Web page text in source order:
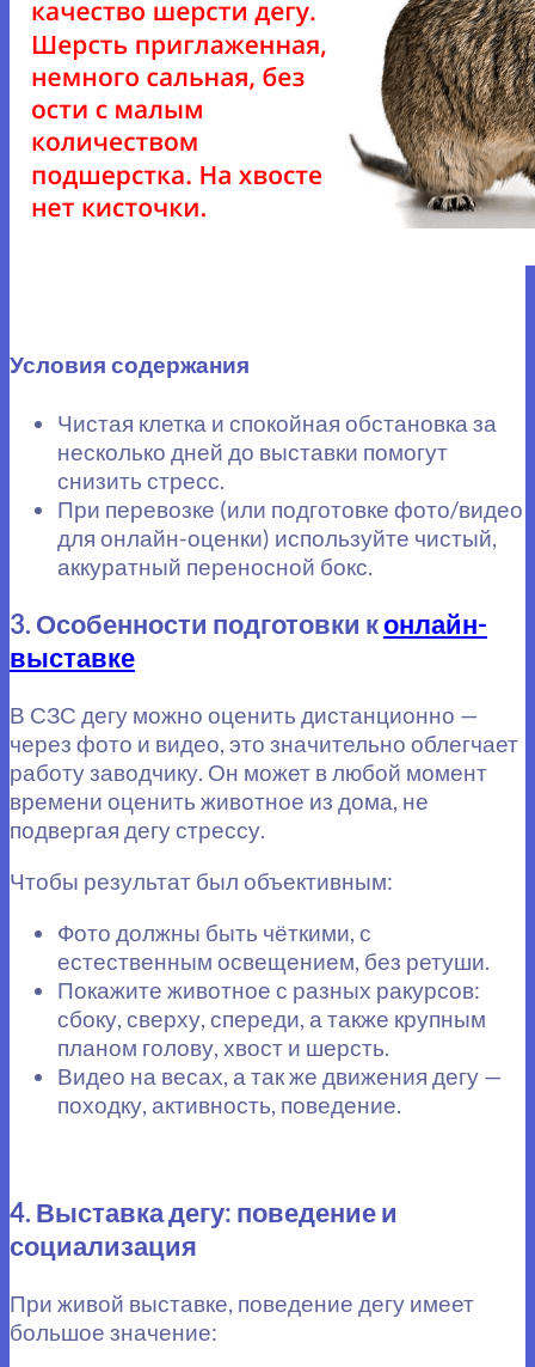
Условия содержания
Чистая клетка и спокойная обстановка за
несколько дней до выставки помогут
снизить стресс.
При перевозке (или подготовке фото/видео
для онлайн-оценки) используйте чистый,
аккуратный переносной бокс.
3. Особенности подготовки конлайн-
выставке
В СЗС дегу можно оценить дистанционно —
через фото и видео, это значительно облегчает
работу заводчику. Он может в любой момент
времени оценить животное из дома, не
подвергая дегу стрессу.
Чтобы результат был объективным:
Фото должны быть чёткими, с
естественным освещением, без ретуши.
Покажите животное с разных ракурсов:
сбоку, сверху, спереди, а также крупным
планом голову, хвост и шерсть.
Видео на весах, а так же движения дегу —
походку, активность, поведение.
4. Выставка дегу: поведение и
социализация
При живой выставке, поведение дегу имеет
большое значение: